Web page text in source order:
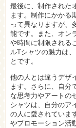
最後に、制作された
ます。制作にかかる
って異なりますが、
能です。また、オン
や時間に制限される
ルTシャツの魅力は
とです。
他の人とは違うデザ
ます。さらに、自分
な思考力やアートの
シャツは、自分のア
の人に愛されていま
やプロモーション活